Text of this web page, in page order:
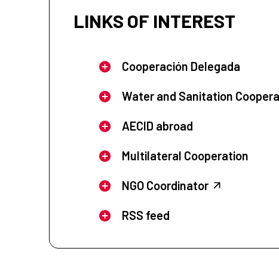
LINKS OF INTEREST
Cooperación Delegada
Water and Sanitation
AECID abroad
Multilateral Cooperation
NGO Coordinator
RSS feed